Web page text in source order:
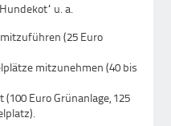
u. a.
(25 Euro
mitzunehmen (40 bis
Euro Grünanlage, 125